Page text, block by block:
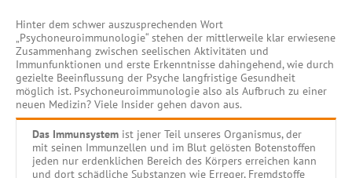
Meditative Verfahren
Yoga
Autogenes Training
Qi Gong / Tai Chi
BOTSCHAFTEN
Hinter dem schwer auszusprechenden Wort
„Psychoneuroimmunologie“ stehen der mittlerweile klar erwiesene
Zusammenhang zwischen seelischen Aktivitäten und
Immunfunktionen und erste Erkenntnisse dahingehend, wie durch
gezielte Beeinflussung der Psyche langfristige Gesundheit
möglich ist. Psychoneuroimmunologie also als Aufbruch zu einer
neuen Medizin? Viele Insider gehen davon aus.
Das Immunsystem ist jener Teil unseres Organismus, der
mit seinen Immunzellen und im Blut gelösten Botenstoffen
jeden nur erdenklichen Bereich des Körpers erreichen kann
und dort schädliche Substanzen wie Erreger, Fremdstoffe